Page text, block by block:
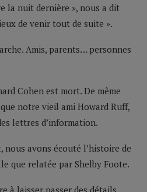
la nuit dernière », nous a dit
de venir tout de suite ».
Amis, parents… personnes
Cohen est mort. De même
notre vieil ami Howard Ruff,
lettres d’information.
nous avons écouté l’histoire de
que relatée par Shelby Foote.
à laisser passer des détails